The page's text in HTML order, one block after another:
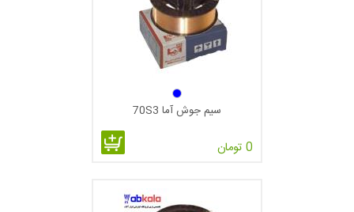
سیم جوش آما 70S3
0 تومان